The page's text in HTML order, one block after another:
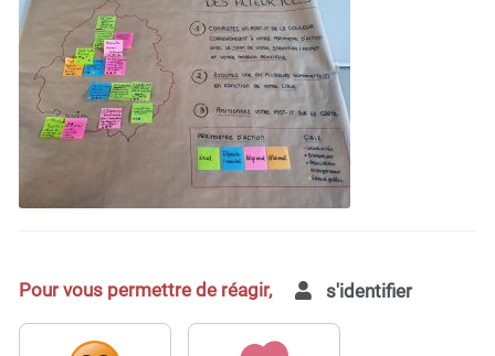
Pour vous permettre de réagir, s'identifier